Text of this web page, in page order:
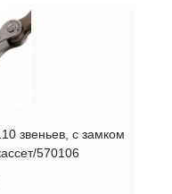
звеньев, с замком
570106